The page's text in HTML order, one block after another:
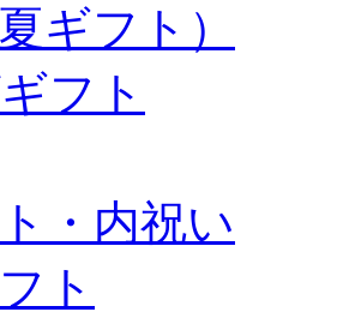
ギフト）
フト
・内祝い
ト